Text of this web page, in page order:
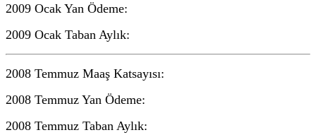
2009 Ocak Yan Ödeme:
2009 Ocak Taban Aylık:
2008 Temmuz Maaş Katsayısı:
2008 Temmuz Yan Ödeme:
2008 Temmuz Taban Aylık: